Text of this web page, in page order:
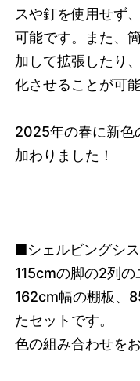
スや釘を使用せず
可能です。また、
加して拡張したり
化させることが可能
2025年の春に新色
加わりました！
■シェルビングシ
115cmの脚の2列の
162cm幅の棚板、
たセットです。
色の組み合わせを